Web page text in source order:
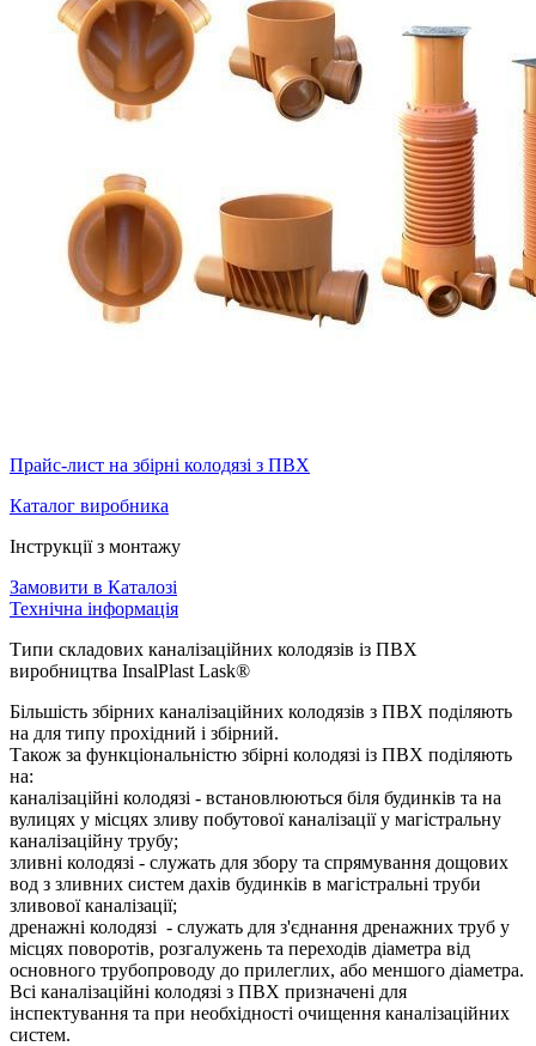
Прайс-лист на збірні колодязі з ПВХ
Каталог виробника
Інструкції з монтажу
Замовити в Каталозі
Технічна інформація
Типи складових каналізаційних колодязів із ПВХ
виробництва InsalPlast Lask®
Більшість збірних каналізаційних колодязів з ПВХ поділяють
на для типу прохідний і збірний.
Також за функціональністю збірні колодязі із ПВХ поділяють
на:
каналізаційні колодязі - встановлюються біля будинків та на
вулицях у місцях зливу побутової каналізації у магістральну
каналізаційну трубу;
зливні колодязі - служать для збору та спрямування дощових
вод з зливних систем дахів будинків в магістральні труби
зливової каналізації;
дренажні колодязі - служать для з'єднання дренажних труб у
місцях поворотів, розгалужень та переходів діаметра від
основного трубопроводу до прилеглих, або меншого діаметра.
Всі каналізаційні колодязі з ПВХ призначені для
інспектування та при необхідності очищення каналізаційних
систем.